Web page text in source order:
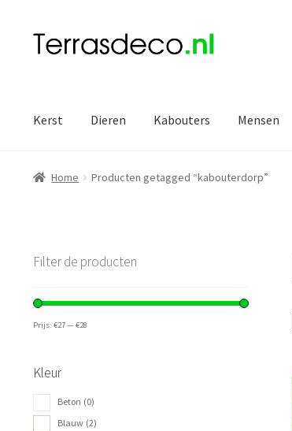
Ga
Ga
Kerst Dieren Kabouters Mensen
Home Producten getagged “kabouterdorp”
Filter de producten
Prijs: €27— €28
Kleur
Beton (0)
Blauw (2)